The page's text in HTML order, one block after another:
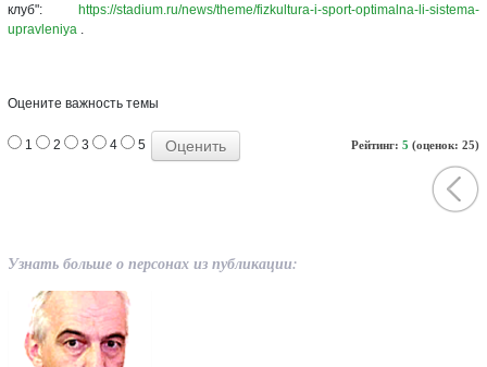
клуб":
https://stadium.ru/news/theme/fizkultura-i-sport-optimalna-li-sistema-
upravleniya .
Оцените важность темы
Рейтинг: 5 (оценок: 25)
1 2 3 4 5
Узнать больше о персонах из публикации: